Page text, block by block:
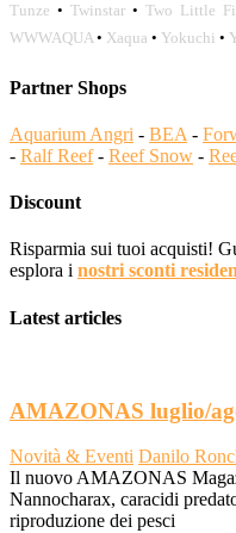
Tunze • Twinstar • Two Little
WWWAQUA• Xaqua • Yokuchi •
Partner Shops
Aquarium Angri - BEA -
- Ralf Reef- Reef Snow -
Discount
Risparmia sui tuoi acquisti!
esplora i nostri sconti
Latest articles
AMAZONAS luglio/
Novità & Eventi Danilo
Il nuovo AMAZONAS
Nannocharax, caracidi
riproduzione dei pesci